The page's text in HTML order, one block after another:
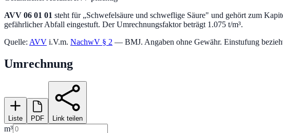
AVV 06 01 01 steht für „Schwefelsäure und schweflige Säure" und gehört zum
gefährlicher Abfall eingestuft. Der Umrechnungsfaktor beträgt 1.075 t/m³.
Quelle: AVV i.V.m. NachwV § 2 — BMJ. Angaben ohne Gewähr. Einstufung
Umrechnung
Liste PDF Link teilen
m³